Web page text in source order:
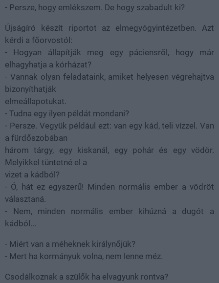
- Persze, hogy emlékszem. De hogy szabadult ki?
Újságíró készít riportot az elmegyógyintézetben. Azt
kérdi a főorvostól:
- Hogyan állapítják meg egy páciensről, hogy már
elhagyhatja a kórházat?
- Vannak olyan feladataink, amiket helyesen végrehajtva
bizonyíthatják
elmeállapotukat.
- Tudna egy ilyen példát mondani?
- Persze. Vegyük például ezt: van egy kád, teli vízzel. Van
a fürdőszobában
három tárgy, egy kiskanál, egy pohár és egy vödör.
Melyikkel tüntetné el a
vizet a kádból?
- Ó, hát ez egyszerű! Minden normális ember a vödröt
választaná.
- Nem, minden normális ember kihúzná a dugót a
kádból...
- Miért van a méheknek királynőjük?
- Mert ha kormányuk volna, nem lenne méz.
Csodálkoznak a szülők ha elvagyunk rontva?